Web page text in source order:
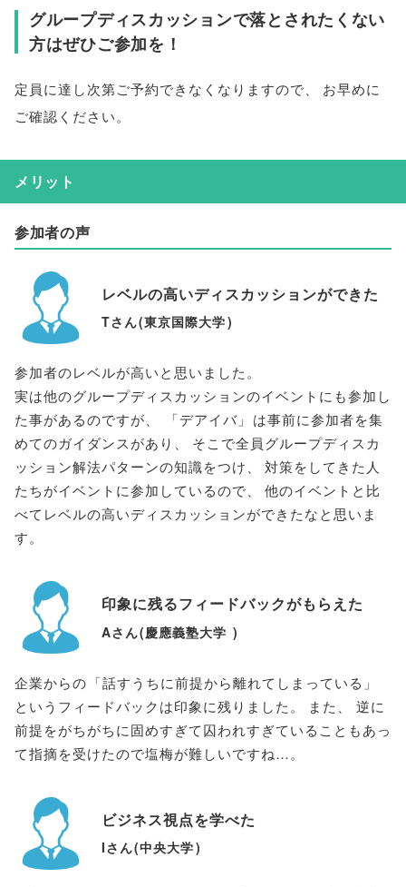
グループディスカッションで落とされたくない
方はぜひご参加を！
定員に達し次第ご予約できなくなりますので、
お早めに
ご確認ください。
メリット
参加者の声
レベルの高いディスカッションができた
Tさん(東京国際大学)
参加者のレベルが高いと思いました。
実は他のグループディスカッションのイベントにも参加し
た事があるのですが、 「デアイバ」 は事前に参加者を集
めてのガイダンスがあり 、
そこで全員グループディスカ
ッション解法パターンの知識をつけ、
対策をしてきた人
たちがイベントに参加しているので、
他のイベントと比
べてレベルの高いディスカッションができたなと思いま
す。
印象に残るフィードバックがもらえた
Aさん(慶應義塾大学 )
企業からの 「話すうちに前提から離れてしまっている 」
というフィードバックは印象に残りました 。 また
逆に
前提をがちがちに固めすぎて囚われすぎていることもあっ
て指摘を受けたので塩梅が難しいですね…。
ビジネス視点を学べた
Iさん(中央大学)